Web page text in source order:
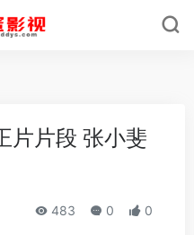
片片段 张小斐
483 0 0